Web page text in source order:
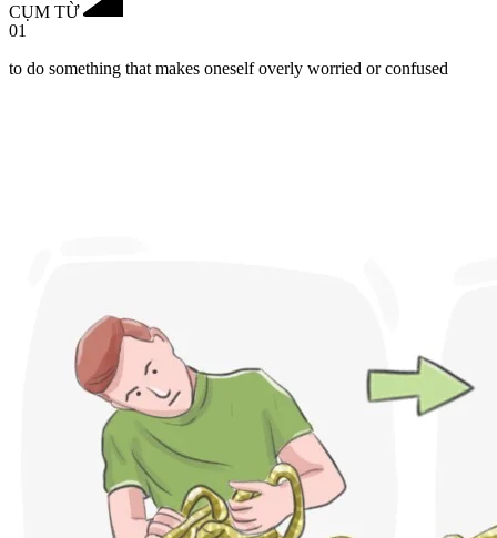
CỤM TỪ
01
to do something that makes oneself overly worried or confused